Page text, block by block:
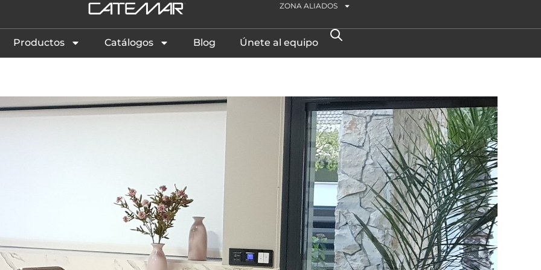
ZONA ALIADOS
Productos Catálogos Blog Únete al equipo